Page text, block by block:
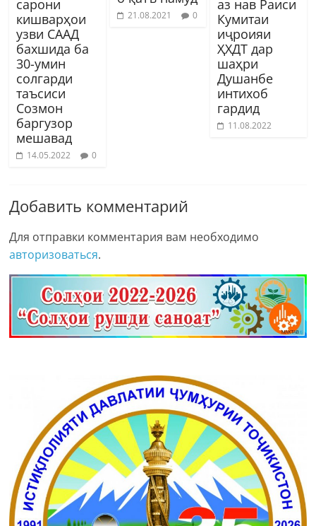
сарони
кишварҳои
узви СААД
бахшида ба
30-умин
солгарди
таъсиси
Созмон
баргузор
мешавад
14.05.2022 0
21.08.2021 0
аз нав Раиси
Кумитаи
иҷроияи
ҲХДТ дар
шаҳри
Душанбе
интихоб
гардид
11.08.2022
Добавить комментарий
Для отправки комментария вам необходимо
авторизоваться.